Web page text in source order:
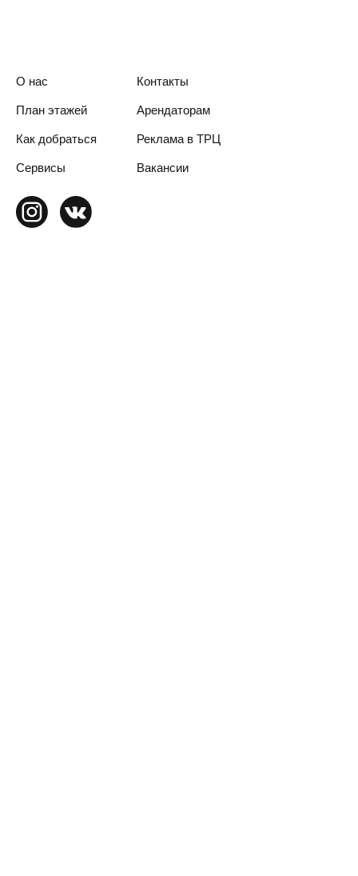
О нас
План этажей
Как добраться
Арендаторам
Контакты
Реклама в ТРЦ
Сервисы Вакансии